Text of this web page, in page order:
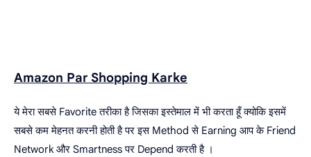
Amazon Par Shopping Karke
ये मेरा सबसे Favorite तरीका है जिसका इस्तेमाल में भी करता हूँ क्योकि इसमें
सबसे कम मेहनत करनी होती है पर इस Method से Earning आप के Friend
Network और Smartness पर Depend करती है ।